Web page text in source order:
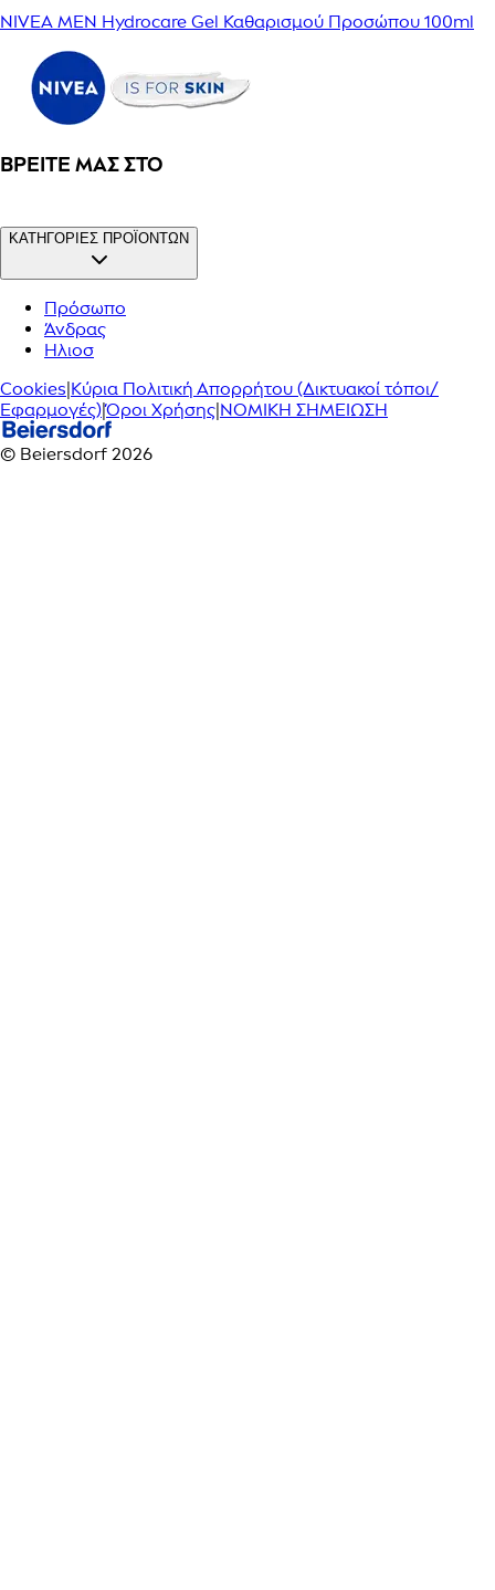
NIVEA MEN Hydrocare Gel Καθαρισμού Προσώπου 100ml
ΒΡΕΊΤΕ ΜΑΣ ΣΤΟ
ΚΑΤΗΓΟΡΙΕΣ ΠΡΟΪΟΝΤΩΝ
Πρόσωπο
Άνδρας
Ηλιοσ
Cookies|Κύρια Πολιτική Απορρήτου (Δικτυακοί τόποι/
Εφαρμογές)|Όροι Χρήσης|ΝΟΜΙΚΗ ΣΗΜΕΙΩΣΗ
© Beiersdorf 2026